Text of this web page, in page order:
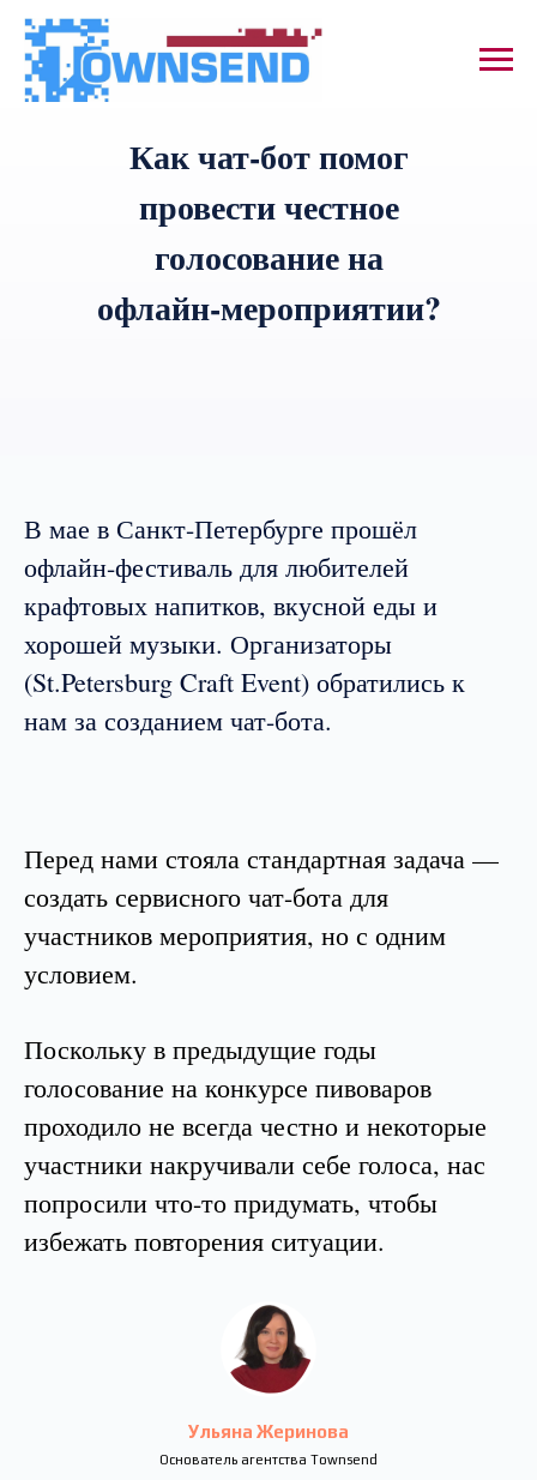
Как чат-бот помог
провести честное
голосование на
офлайн-мероприятии?
В мае в Санкт-Петербурге прошёл
офлайн-фестиваль для любителей
крафтовых напитков, вкусной еды и
хорошей музыки. Организаторы
(St.Petersburg Craft Event) обратились к
нам за созданием чат-бота.
Перед нами стояла стандартная задача —
создать сервисного чат-бота для
участников мероприятия, но с одним
условием.
Поскольку в предыдущие годы
голосование на конкурсе пивоваров
проходило не всегда честно и некоторые
участники накручивали себе голоса, нас
попросили что-то придумать, чтобы
избежать повторения ситуации.
Ульяна Жеринова
Основатель агентства Townsend